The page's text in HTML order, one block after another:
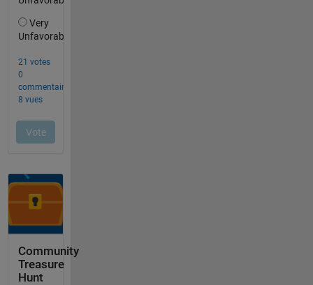
Community
Treasure
Hunt